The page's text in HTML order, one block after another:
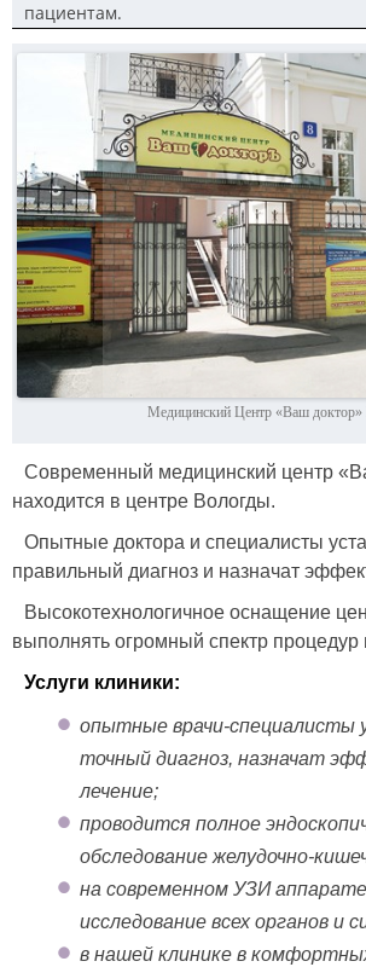
пациентам.
Медицинский Центр «Ваш доктор»
Современный медицинский центр
находится в центре Вологды.
Опытные доктора и специалисты
правильный диагноз и назначат
Высокотехнологичное оснащение
выполнять огромный спектр процедур
Услуги клиники:
опытные врачи-специалисты
точный диагноз, назначат
лечение;
проводится полное
обследование желудочно-
на современном УЗИ
исследование всех органов и
в нашей клинике в